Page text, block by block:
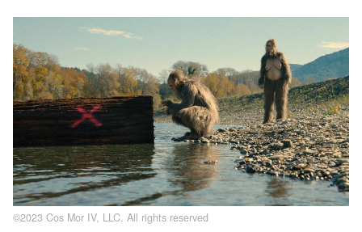
©2023 Cos Mor IV, LLC. All rights reserved